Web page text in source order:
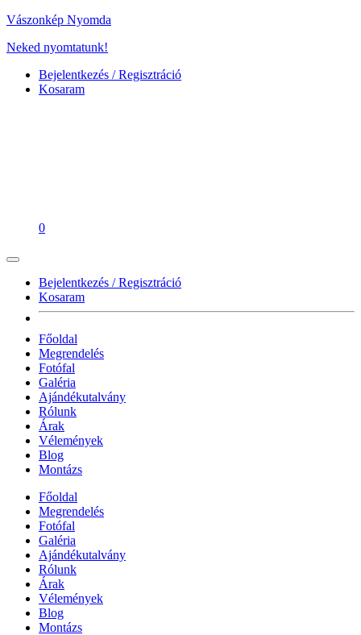
Vászonkép Nyomda
Neked nyomtatunk!
Bejelentkezés / Regisztráció
Kosaram
0
Bejelentkezés / Regisztráció
Kosaram
Főoldal
Megrendelés
Fotófal
Galéria
Ajándékutalvány
Rólunk
Árak
Vélemények
Blog
Montázs
Főoldal
Megrendelés
Fotófal
Galéria
Ajándékutalvány
Rólunk
Árak
Vélemények
Blog
Montázs